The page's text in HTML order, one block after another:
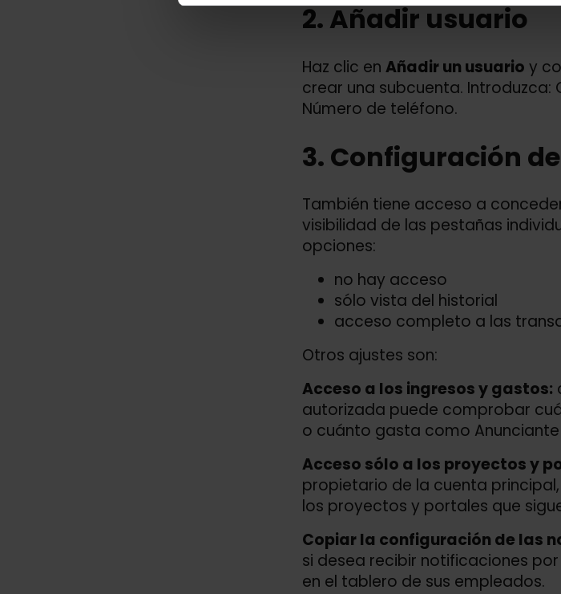
2. Añadir usuario
Haz clic en Añadir un usuario y
crear una subcuenta.
Número de teléfono.
3. Configuración
También tiene acceso a
visibilidad de las pestañas
opciones:
no hay acceso
sólo vista del historial
acceso completo a las
Otros ajustes son:
Acceso a los ingresos y gastos:
autorizada puede comprobar
o cuánto gasta como
Acceso sólo a los proyectos y
propietario de la cuenta
los proyectos y portales que
Copiar la configuración de las
si desea recibir notificaciones
en el tablero de sus empleados.